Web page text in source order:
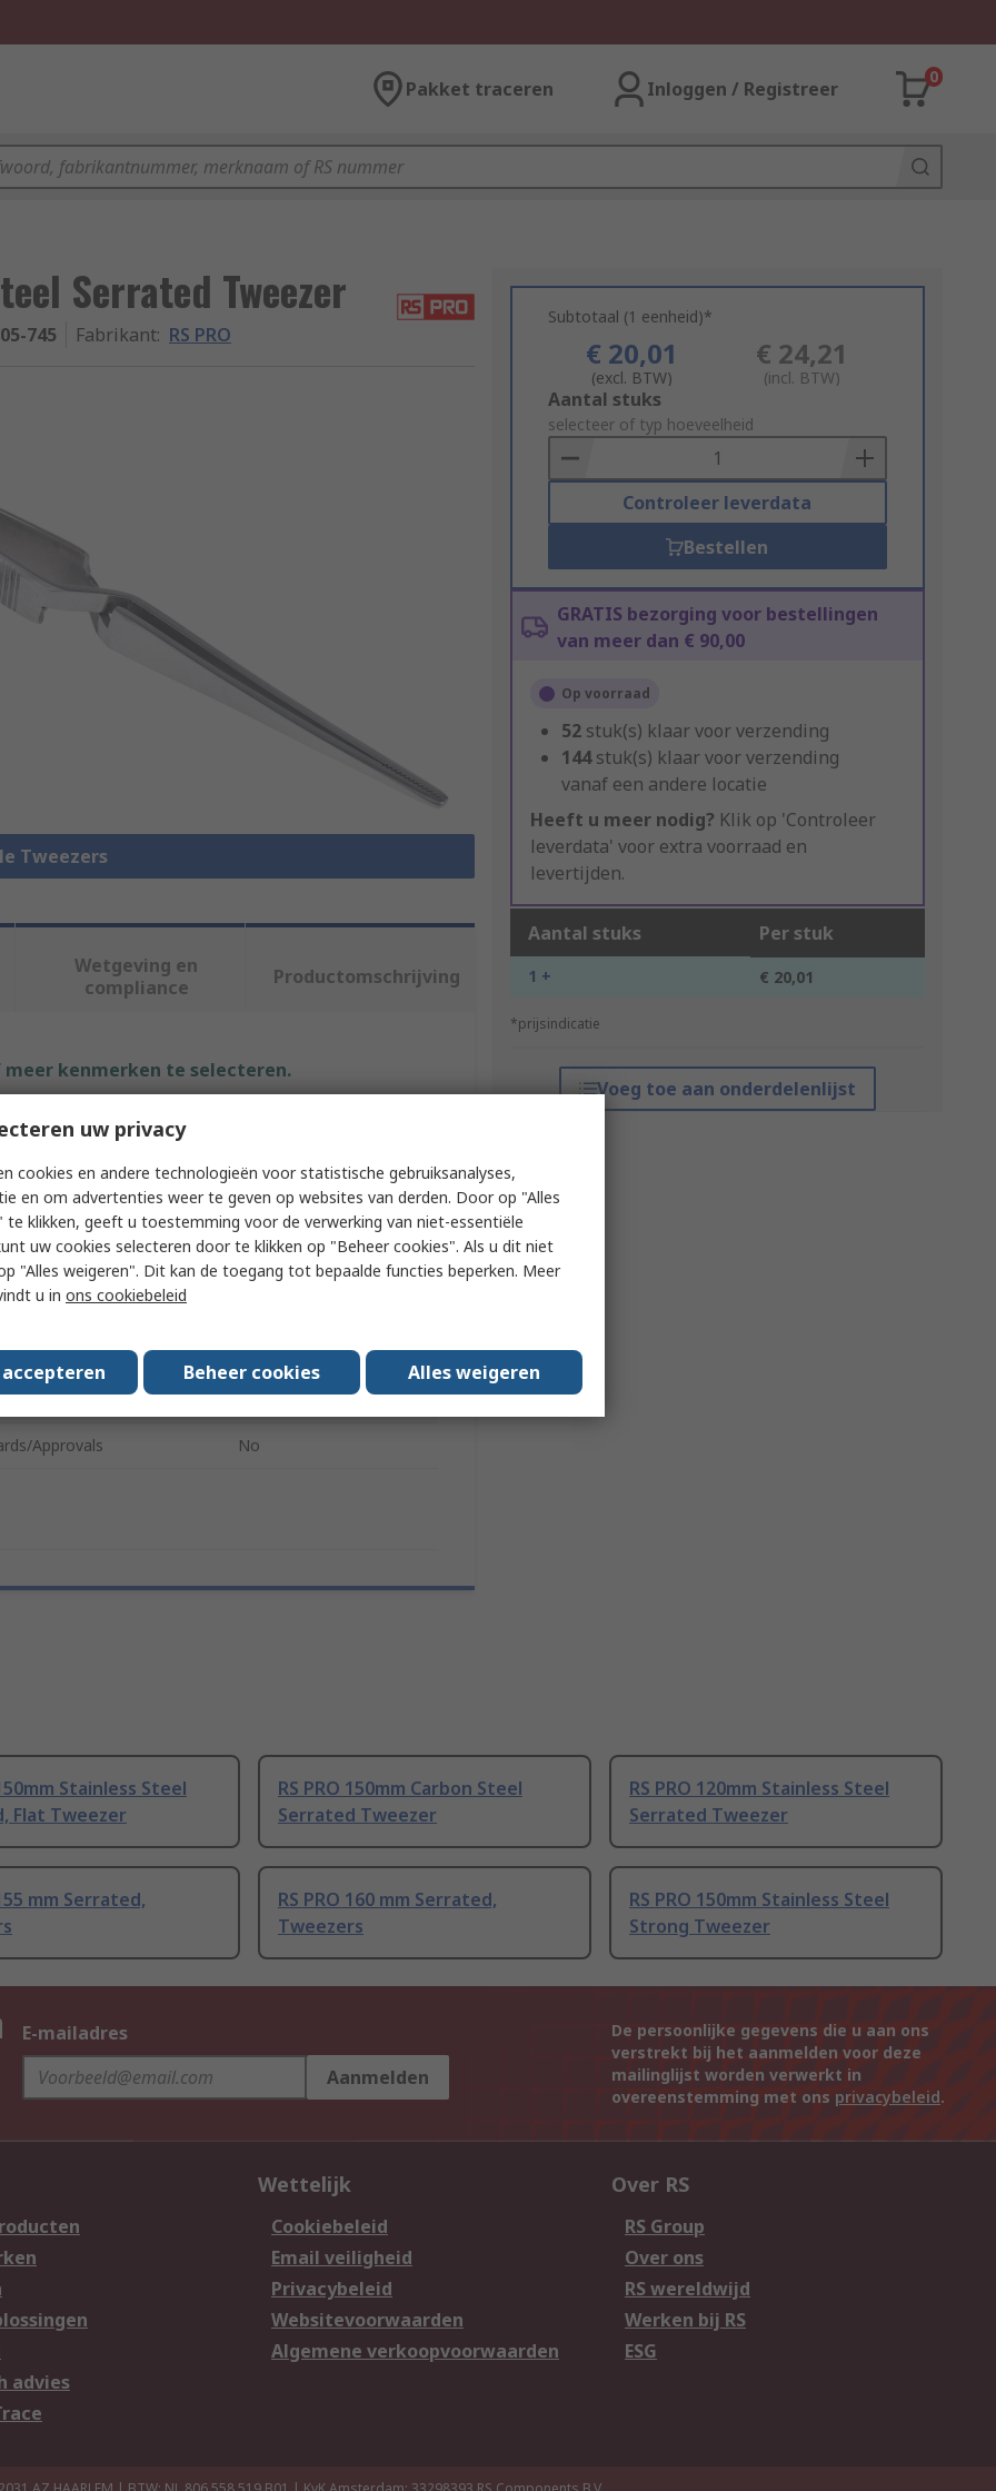
Pakket traceren Inloggen / Registreer
0
Serrated Tweezer
745 Fabrikant: RS PRO
Tweezers
Subtotaal (1 eenheid)*
€ 20,01
(excl. BTW)
€ 24,21
(incl. BTW)
Add
to
Basket
Aantal stuks
selecteer of typ hoeveelheid
Controleer leverdata
Bestellen
GRATIS bezorging voor bestellingen
van meer dan € 90,00
Op voorraad
52 stuk(s) klaar voor verzending
144stuk(s) klaar voor verzending
vanaf een andere locatie
Heeft u meer nodig? Klik op 'Controleer
leverdata' voor extra voorraad en
levertijden.
Aantal stuks Per stuk
1 + € 20,01
*prijsindicatie
Voeg toe aan onderdelenlijst
Wetgeving en
compliance
Productomschrijving
kenmerken te selecteren.
RS PRO
Type Tweezer
Stainless Steel
Serrated
of Pieces 1
Approvals No
Stainless Steel
Flat Tweezer
RS PRO 150mm Carbon Steel
Serrated Tweezer
RS PRO 120mm Stainless Steel
Serrated Tweezer
mm Serrated,
RS PRO 160 mm Serrated,
Tweezers
RS PRO 150mm Stainless Steel
Strong Tweezer
E-mailadres
Aanmelden
De persoonlijke gegevens die u aan ons
verstrekt bij het aanmelden voor deze
mailinglijst worden verwerkt in
overeenstemming met ons privacybeleid.
advies
Wettelijk
Cookiebeleid
Email veiligheid
Privacybeleid
Websitevoorwaarden
Algemene verkoopvoorwaarden
Over RS
RS Group
Over ons
RS wereldwijd
Werken bij RS
ESG
uw privacy
cookies en andere technologieën voor statistische gebruiksanalyses,
en om advertenties weer te geven op websites van derden. Door op "Alles
te klikken, geeft u toestemming voor de verwerking van niet-essentiële
uw cookies selecteren door te klikken op "Beheer cookies". Als u dit niet
"Alles weigeren". Dit kan de toegang tot bepaalde functies beperken. Meer
u in ons cookiebeleid
Beheer cookies Alles weigeren